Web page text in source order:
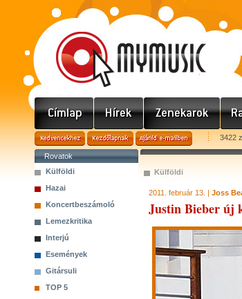
3422
Rovatok
Külföldi
Hazai
Koncertbeszámoló
Lemezkritika
Interjú
Események
Gitársuli
TOP 5
Külföldi
2011. február 13. | Joss
Justin Bieber új